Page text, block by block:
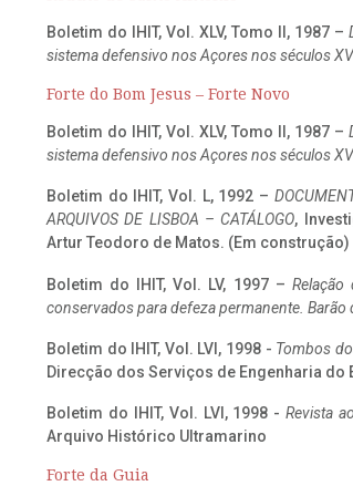
Boletim do IHIT, Vol. XLV, Tomo II, 1987 –
sistema defensivo nos Açores nos séculos
Forte do Bom Jesus – Forte Novo
Boletim do IHIT, Vol. XLV, Tomo II, 1987 –
sistema defensivo nos Açores nos séculos
Boletim do IHIT, Vol. L, 1992 –
ARQUIVOS DE LISBOA – CATÁLOGO,
Artur Teodoro de Matos. (Em construção)
Boletim do IHIT, Vol. LV, 1997 –
conservados para defeza permanente. Barão
Boletim do IHIT, Vol. LVI, 1998 - Tombos
Direcção dos Serviços de Engenharia do
Boletim do IHIT, Vol. LVI, 1998 -Revista
Arquivo Histórico Ultramarino
Forte da Guia